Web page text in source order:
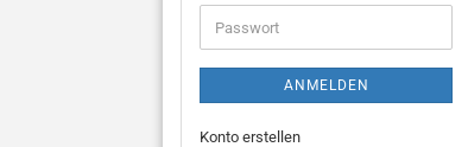
Adresse
Passwort
ANMELDEN
Konto erstellen